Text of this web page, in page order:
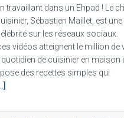
travaillant dans un Ehpad ! Le
Sébastien Maillet, est une
sur les réseaux sociaux.
vidéos atteignent le million de
de cuisinier en maison
des recettes simples qui